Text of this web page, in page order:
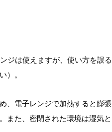
ジは使えますが、使い方を誤る
）。
、電子レンジで加熱すると膨張
また、密閉された環境は湿気と